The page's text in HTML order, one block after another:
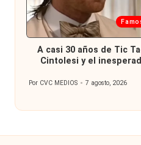
Publicada
en
A casi 30 años de Tic
Cintolesi y el
Publicado
Por CVC MEDIOS 7 agosto, 2026